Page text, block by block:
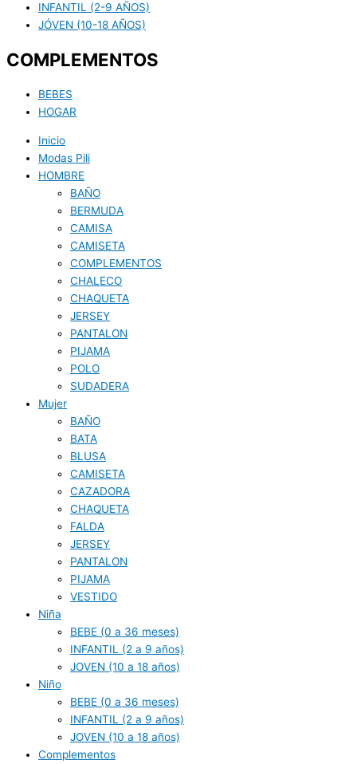
INFANTIL (2-9 AÑOS)
JÓVEN (10-18 AÑOS)
COMPLEMENTOS
BEBES
HOGAR
Inicio
Modas Pili
HOMBRE
BAÑO
BERMUDA
CAMISA
CAMISETA
COMPLEMENTOS
CHALECO
CHAQUETA
JERSEY
PANTALON
PIJAMA
POLO
SUDADERA
Mujer
BAÑO
BATA
BLUSA
CAMISETA
CAZADORA
CHAQUETA
FALDA
JERSEY
PANTALON
PIJAMA
VESTIDO
Niña
BEBE (0 a 36 meses)
INFANTIL (2 a 9 años)
JOVEN (10 a 18 años)
Niño
BEBE (0 a 36 meses)
INFANTIL (2 a 9 años)
JOVEN (10 a 18 años)
Complementos